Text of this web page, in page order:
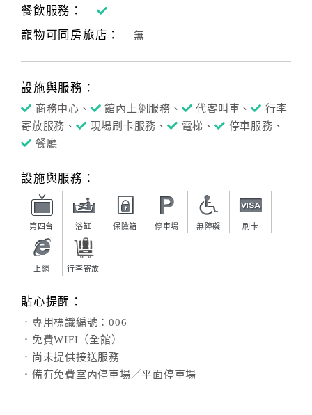
餐飲服務：
寵物可同房旅店：
無
設施與服務：
商務中心、 館內上網服務、 代客叫車、
行李
寄放服務、
現場刷卡服務、 電梯、
停車服務、
餐廳
設施與服務：
第四台 浴缸 保險箱 停車場 無障礙 刷卡
上網 行李寄放
貼心提醒：
．專用標識編號：006
．免費WIFI（全館）
．尚未提供接送服務
．備有免費室內停車場／平面停車場